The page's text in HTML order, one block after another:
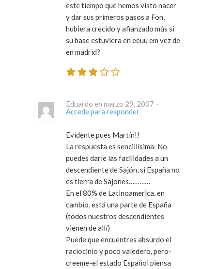
este tiempo que hemos visto nacer
y dar sus primeros pasos a Fon,
hubiera crecido y afianzado más si
su base estuviera en eeuu em vez de
en madrid?
Eduardo en marzo 29, 2007 ·
Accede para responder
Evidente pues Martín!!
La respuesta es sencillísima: No
puedes darle las facilidades a un
descendiente de Sajón, si España no
es tierra de Sajones…………
En el 80% de Latinoamerica, en
cambio, está una parte de España
(todos nuestros descendientes
vienen de allí)
Puede que encuentres absurdo el
raciocinio y poco valedero, pero-
creeme-el estado Español piensa